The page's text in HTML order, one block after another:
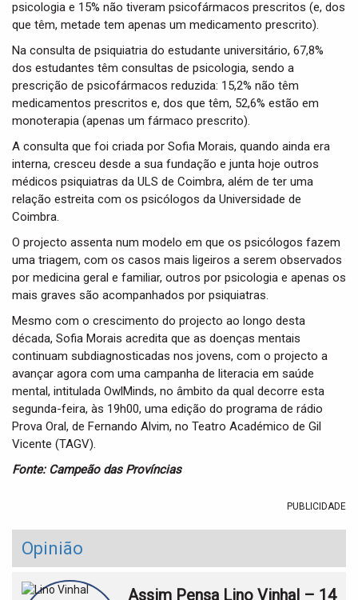
psicologia e 15% não tiveram psicofármacos prescritos (e, dos
que têm, metade tem apenas um medicamento prescrito).
Na consulta de psiquiatria do estudante universitário, 67,8%
dos estudantes têm consultas de psicologia, sendo a
prescrição de psicofármacos reduzida: 15,2% não têm
medicamentos prescritos e, dos que têm, 52,6% estão em
monoterapia (apenas um fármaco prescrito).
A consulta que foi criada por Sofia Morais, quando ainda era
interna, cresceu desde a sua fundação e junta hoje outros
médicos psiquiatras da ULS de Coimbra, além de ter uma
relação estreita com os psicólogos da Universidade de
Coimbra.
O projecto assenta num modelo em que os psicólogos fazem
uma triagem, com os casos mais ligeiros a serem observados
por medicina geral e familiar, outros por psicologia e apenas os
mais graves são acompanhados por psiquiatras.
Mesmo com o crescimento do projecto ao longo desta
década, Sofia Morais acredita que as doenças mentais
continuam subdiagnosticadas nos jovens, com o projecto a
avançar agora com uma campanha de literacia em saúde
mental, intitulada OwlMinds, no âmbito da qual decorre esta
segunda-feira, às 19h00, uma edição do programa de rádio
Prova Oral, de Fernando Alvim, no Teatro Académico de Gil
Vicente (TAGV).
Fonte: Campeão das Províncias
PUBLICIDADE
Opinião
Assim Pensa Lino Vinhal – 14